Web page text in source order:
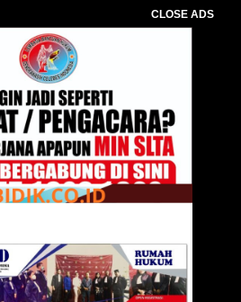
CLOSE ADS